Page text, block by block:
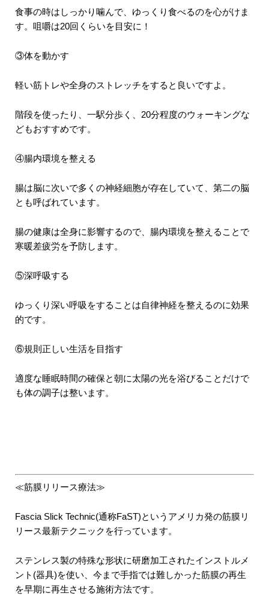
食事の時はしっかり噛んで、ゆっくり食べるのを心がけま
す。咀嚼は20回くらいを目安に！
③体を動かす
軽い筋トレや全身のストレッチをすると良いですよ。
階段を使ったり、一駅分歩く、20分程度のウォーキングな
どもおすすめです。
④腸内環境を整える
腸は脳に次いで多くの神経細胞が存在していて、第二の脳
とも呼ばれています。
腸の健康は全身に影響するので、腸内環境を整えることで
寒暖差疲労を予防します。
⑤深呼吸する
ゆっくり深い呼吸をすることは自律神経を整えるのに効果
的です。
⑥規則正しい生活を目指す
適度な睡眠時間の確保と朝に太陽の光を浴びることだけで
も体の調子は整います。
≪筋膜リリース療法≫
Fascia Slick Technic(通称FaST)というアメリカ発の筋膜リ
リース最新テクニックを行っています。
ステンレス製の特殊な形状に研磨加工されたインストルメ
ント(器具)を使い、今まで手指では難しかった筋膜の再生
を早期に再生させる施術方法です。